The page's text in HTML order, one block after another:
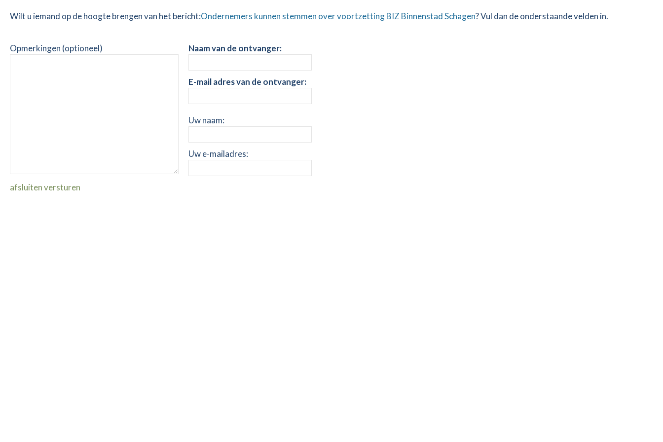
Wilt u iemand op de hoogte brengen van het bericht:Ondernemers kunnen stemmen over voortzetting BIZ Binnenstad Schagen? Vul dan de onderstaande velden in.
Opmerkingen (optioneel) Naam van de ontvanger:
E-mail adres van de ontvanger:
Uw naam:
Uw e-mailadres:
afsluitenversturen